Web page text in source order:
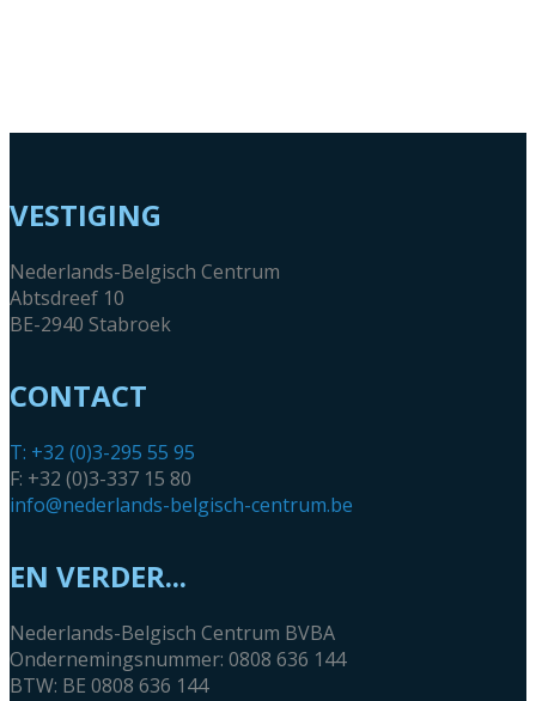
VESTIGING
Nederlands-Belgisch Centrum
Abtsdreef 10
BE-2940 Stabroek
CONTACT
T: +32 (0)3-295 55 95
F: +32 (0)3-337 15 80
info@nederlands-belgisch-centrum.be
EN VERDER...
Nederlands-Belgisch Centrum BVBA
Ondernemingsnummer: 0808 636 144
BTW: BE 0808 636 144